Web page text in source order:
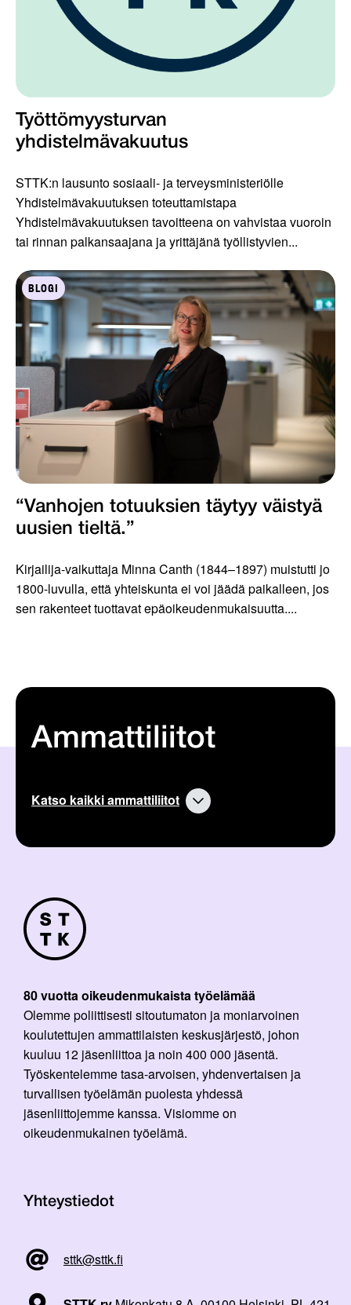
Työttömyysturvan
yhdistelmävakuutus
STTK:n lausunto sosiaali- ja terveysministeriölle
Yhdistelmävakuutuksen toteuttamistapa
Yhdistelmävakuutuksen tavoitteena on vahvistaa vuoroin
tai rinnan palkansaajana ja yrittäjänä työllistyvien...
BLOGI
“Vanhojen totuuksien täytyy väistyä
uusien tieltä.”
Kirjailija-vaikuttaja Minna Canth (1844–1897) muistutti jo
1800-luvulla, että yhteiskunta ei voi jäädä paikalleen, jos
sen rakenteet tuottavat epäoikeudenmukaisuutta....
Ammattiliitot
Katso kaikki ammattiliitot
80 vuotta oikeudenmukaista työelämää
Olemme poliittisesti sitoutumaton ja moniarvoinen
koulutettujen ammattilaisten keskusjärjestö, johon
kuuluu 12 jäsenliittoa ja noin 400 000 jäsentä.
Työskentelemme tasa-arvoisen, yhdenvertaisen ja
turvallisen työelämän puolesta yhdessä
jäsenliittojemme kanssa. Visiomme on
oikeudenmukainen työelämä.
Yhteystiedot
sttk@sttk.fi